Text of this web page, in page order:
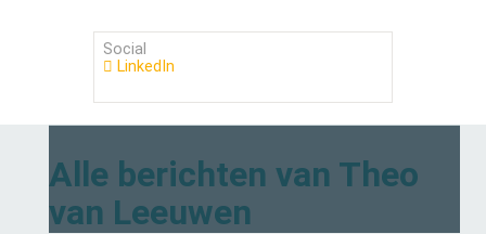
Social
LinkedIn
Alle berichten van Theo
van Leeuwen